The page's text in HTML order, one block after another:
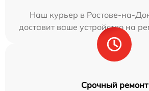
Наш курьер в Ростове-на-
доставит ваше устройство на
Срочный ремонт